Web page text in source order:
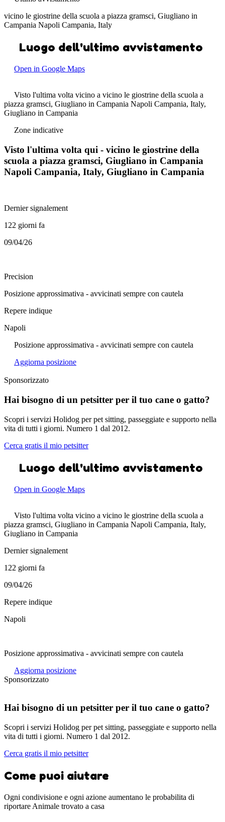
vicino le giostrine della scuola a piazza gramsci, Giugliano in
Campania Napoli Campania, Italy
Luogo dell'ultimo avvistamento
Open in Google Maps
Visto l'ultima volta vicino a vicino le giostrine della scuola a
piazza gramsci, Giugliano in Campania Napoli Campania, Italy,
Giugliano in Campania
Zone indicative
Visto l'ultima volta qui - vicino le giostrine della
scuola a piazza gramsci, Giugliano in Campania
Napoli Campania, Italy, Giugliano in Campania
Dernier signalement
122 giorni fa
09/04/26
Precision
Posizione approssimativa - avvicinati sempre con cautela
Repere indique
Napoli
Posizione approssimativa - avvicinati sempre con cautela
Aggiorna posizione
Sponsorizzato
Hai bisogno di un petsitter per il tuo cane o gatto?
Scopri i servizi Holidog per pet sitting, passeggiate e supporto nella
vita di tutti i giorni. Numero 1 dal 2012.
Cerca gratis il mio petsitter
Luogo dell'ultimo avvistamento
Open in Google Maps
Visto l'ultima volta vicino a vicino le giostrine della scuola a
piazza gramsci, Giugliano in Campania Napoli Campania, Italy,
Giugliano in Campania
Dernier signalement
122 giorni fa
09/04/26
Repere indique
Napoli
Posizione approssimativa - avvicinati sempre con cautela
Aggiorna posizione
Sponsorizzato
Hai bisogno di un petsitter per il tuo cane o gatto?
Scopri i servizi Holidog per pet sitting, passeggiate e supporto nella
vita di tutti i giorni. Numero 1 dal 2012.
Cerca gratis il mio petsitter
Come puoi aiutare
Ogni condivisione e ogni azione aumentano le probabilita di
riportare Animale trovato a casa